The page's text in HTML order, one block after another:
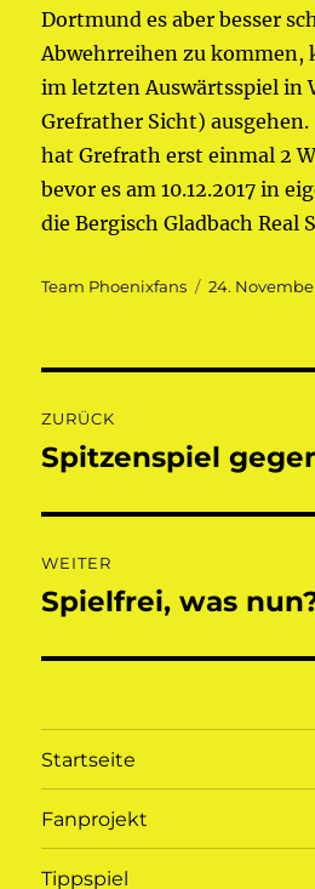
Dortmund es aber besser
Abwehrreihen zu kommen,
im letzten Auswärtsspiel in
Grefrather Sicht)
hat Grefrath erst einmal 2
bevor es am 10.12.2017 in
die Bergisch Gladbach Real
Autor
Team Phoenixfans
Veröffentlicht
24.
ZURÜCK
Vorheriger
Spitzenspiel
WEITER
Nächster
Spielfrei, was
Startseite
Fanprojekt
Tippspiel